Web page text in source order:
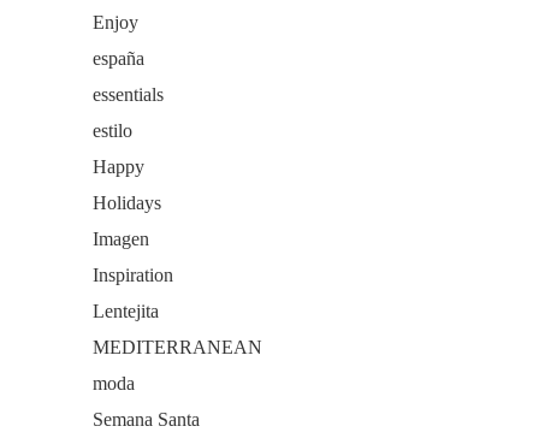
Enjoy
españa
essentials
estilo
Happy
Holidays
Imagen
Inspiration
Lentejita
MEDITERRANEAN
moda
Semana Santa